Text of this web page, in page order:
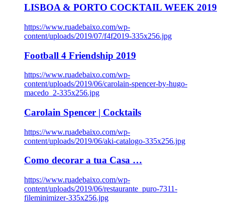
LISBOA & PORTO COCKTAIL WEEK 2019
https://www.ruadebaixo.com/wp-
content/uploads/2019/07/f4f2019-335x256.jpg
Football 4 Friendship 2019
https://www.ruadebaixo.com/wp-
content/uploads/2019/06/carolain-spencer-by-hugo-
macedo_2-335x256.jpg
Carolain Spencer | Cocktails
https://www.ruadebaixo.com/wp-
content/uploads/2019/06/aki-catalogo-335x256.jpg
Como decorar a tua Casa …
https://www.ruadebaixo.com/wp-
content/uploads/2019/06/restaurante_puro-7311-
fileminimizer-335x256.jpg